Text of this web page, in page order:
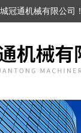
冠通机械有限公司！